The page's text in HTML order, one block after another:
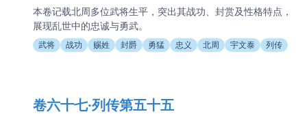
本卷记载北周多位武将生平，突出其战功、封赏及性格特点，
展现乱世中的忠诚与勇武。
武将 战功 赐姓 封爵 勇猛 忠义 北周 宇文泰 列传
卷六十七·列传第五十五